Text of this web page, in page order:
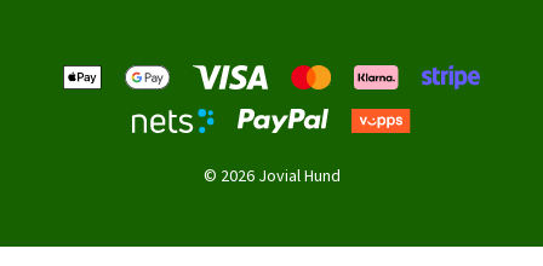
© 2026 Jovial Hund